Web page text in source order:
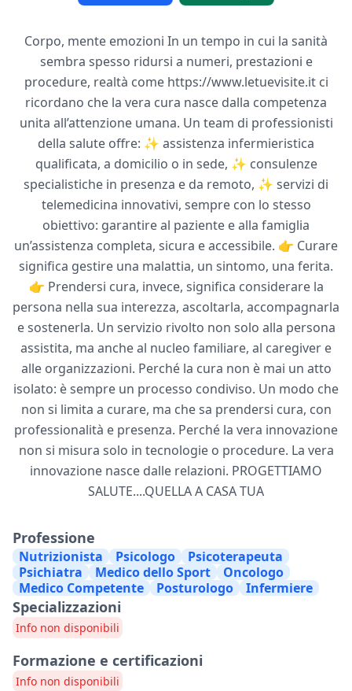
Corpo, mente emozioni In un tempo in cui la sanità
sembra spesso ridursi a numeri, prestazioni e
procedure, realtà come https://www.letuevisite.it ci
ricordano che la vera cura nasce dalla competenza
unita all’attenzione umana. Un team di professionisti
della salute offre: ✨ assistenza infermieristica
qualificata, a domicilio o in sede, ✨ consulenze
specialistiche in presenza e da remoto, ✨ servizi di
telemedicina innovativi, sempre con lo stesso
obiettivo: garantire al paziente e alla famiglia
un’assistenza completa, sicura e accessibile. 👉 Curare
significa gestire una malattia, un sintomo, una ferita.
👉 Prendersi cura, invece, significa considerare la
persona nella sua interezza, ascoltarla, accompagnarla
e sostenerla. Un servizio rivolto non solo alla persona
assistita, ma anche al nucleo familiare, al caregiver e
alle organizzazioni. Perché la cura non è mai un atto
isolato: è sempre un processo condiviso. Un modo che
non si limita a curare, ma che sa prendersi cura, con
professionalità e presenza. Perché la vera innovazione
non si misura solo in tecnologie o procedure. La vera
innovazione nasce dalle relazioni. PROGETTIAMO
SALUTE....QUELLA A CASA TUA
Professione
Nutrizionista Psicologo
Psicoterapeuta
Psichiatra
Medico dello Sport
Oncologo
Medico Competente
Posturologo Infermiere
Specializzazioni
Info non disponibili
Formazione e certificazioni
Info non disponibili